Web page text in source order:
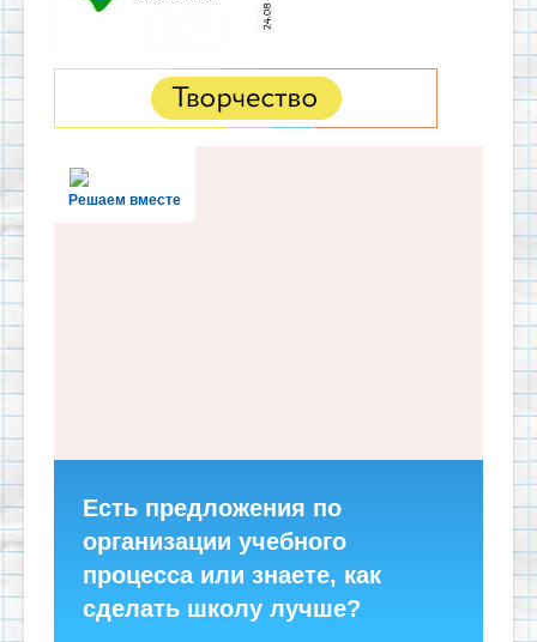
Решаем вместе
Есть предложения по
организации учебного
процесса или знаете, как
сделать школу лучше?